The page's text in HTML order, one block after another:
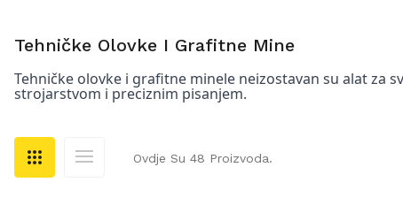
Tehničke Olovke I Grafitne Mine
Tehničke olovke i grafitne minele neizostavan su alat za
strojarstvom i preciznim pisanjem.
Ovdje Su 48 Proizvoda.